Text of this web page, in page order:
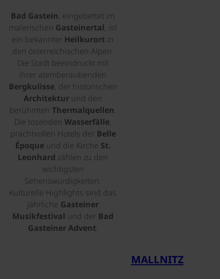
Bad Gastein, eingebettet im
malerischen Gasteinertal, ist
ein bekannter Heilkurort in
den österreichischen Alpen.
Die Stadt beeindruckt mit
ihrer atemberaubenden
Bergkulisse, der historischen
Architektur und den
berühmten Thermalquellen.
Die tosenden Wasserfälle,
prachtvollen Hotels der Belle
Époqueund die Kirche St.
Leonhard zählen zu den
wichtigsten
Sehenswürdigkeiten.
Kulturelle Highlights sind das
jährliche Gasteiner
Musikfestival und der Bad
Gasteiner Advent.
MALLNITZ